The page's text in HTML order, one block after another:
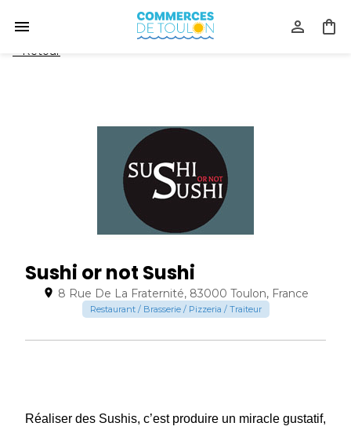
Retour
Sushi or not Sushi
8 Rue De La Fraternité, 83000 Toulon, France
Restaurant / Brasserie / Pizzeria / Traiteur
Réaliser des Sushis, c’est produire un miracle gustatif,